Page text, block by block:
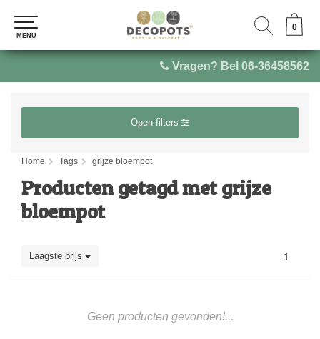
Vragen? Bel 06-36458562
0
MENU
0
MENU
Open filters
Home Tags grijze bloempot
Producten getagd met grijze
bloempot
Laagste prijs 1
Geen producten gevonden!...